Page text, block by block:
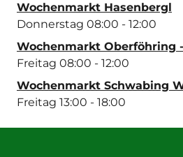
Wochenmarkt Hasenbergl
Donnerstag 08:00 - 12:00
Wochenmarkt Oberföhring
Freitag 08:00 - 12:00
Wochenmarkt Schwabing
Freitag 13:00 - 18:00